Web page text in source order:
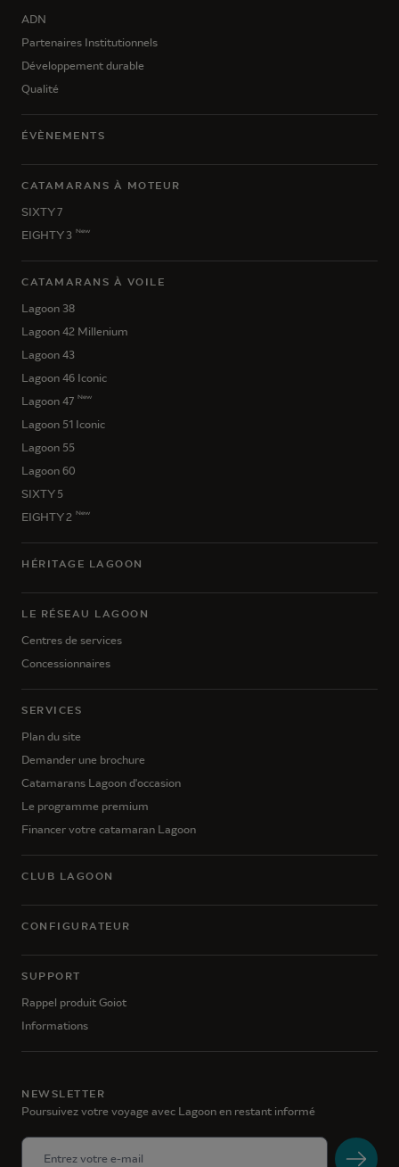
ADN
Partenaires Institutionnels
Développement durable
Qualité
ÉVÈNEMENTS
CATAMARANS À MOTEUR
SIXTY 7
EIGHTY 3 New
CATAMARANS À VOILE
Lagoon 38
Lagoon 42 Millenium
Lagoon 43
Lagoon 46 Iconic
Lagoon 47 New
Lagoon 51 Iconic
Lagoon 55
Lagoon 60
SIXTY 5
EIGHTY 2
New
HÉRITAGE LAGOON
LE RÉSEAU LAGOON
Centres de services
Concessionnaires
SERVICES
Plan du site
Demander une brochure
Catamarans Lagoon d'occasion
Le programme premium
Financer votre catamaran Lagoon
CLUB LAGOON
CONFIGURATEUR
SUPPORT
Rappel produit Goiot
Informations
NEWSLETTER
Poursuivez votre voyage avec Lagoon en restant informé